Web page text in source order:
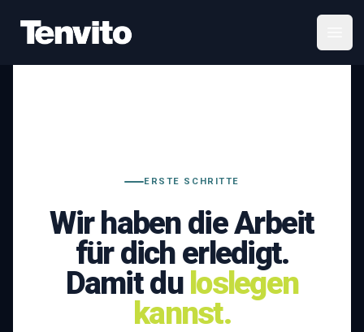
Your Company
ERSTE SCHRITTE
Wir haben die Arbeit
für dich erledigt.
Damit du loslegen
kannst.